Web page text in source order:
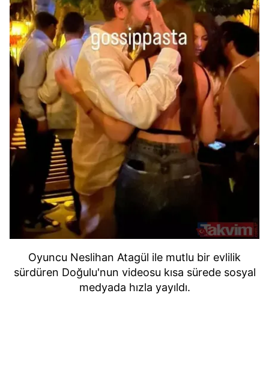
Oyuncu Neslihan Atagül ile mutlu bir evlilik
sürdüren Doğulu'nun videosu kısa sürede sosyal
medyada hızla yayıldı.